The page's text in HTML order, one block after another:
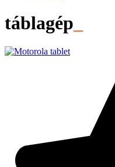
táblagép